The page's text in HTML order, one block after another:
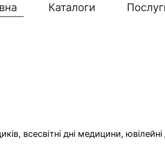
Каталоги
всесвітні дні медицини,